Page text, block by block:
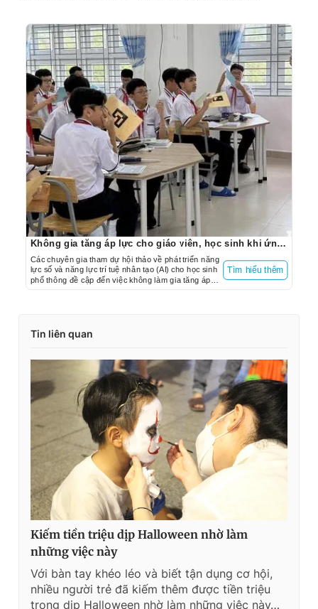
Không gia tăng áp lực cho giáo viên, học sinh khi ứng dụng trí tuệ nhân tạo
Các chuyên gia tham dự hội thảo về phát triển năng
lực số và năng lực trí tuệ nhân tạo (AI) cho học sinh
phổ thông đề cập đến việc không làm gia tăng áp
lực cho giáo viên, học sinh khi ứng dụng AI vào nhà
Tìm hiểu thêm
Tin liên quan
Kiếm tiền triệu dịp Halloween nhờ làm
những việc này
Với bàn tay khéo léo và biết tận dụng cơ hội,
nhiều người trẻ đã kiếm thêm được tiền triệu
trong dịp Halloween nhờ làm những việc này…